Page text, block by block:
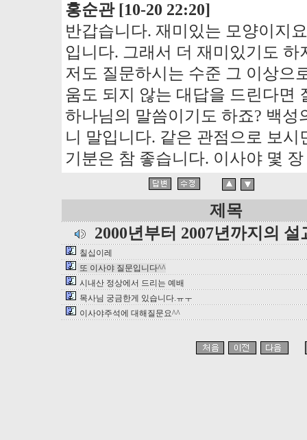
홍순관 [10-20 22:20]
반갑습니다. 재미있는 모양이지
입니다. 그래서 더 재미있기도 하
저도 질문하시는 수준 그 이상으
움도 되지 않는 대답을 드린다면
하나님의 말씀이기도 하죠? 백
니 말입니다. 같은 관점으로 보
기분은 참 좋습니다. 이사야 몇 장
제목
2000년부터 2007년까지의
칠십이레
또 이사야 질문입니다^^
시내산 정상에서 드리는 예배
목사님 궁금한게 있습니다.ㅠㅜ
이사야주석에 대해질문요^^